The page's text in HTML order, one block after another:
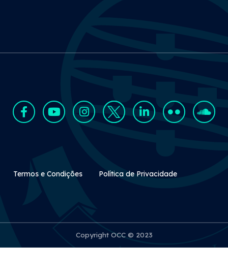
Rodapé Secundário
Termos e Condições Política de Privacidade
Copyright OCC © 2023